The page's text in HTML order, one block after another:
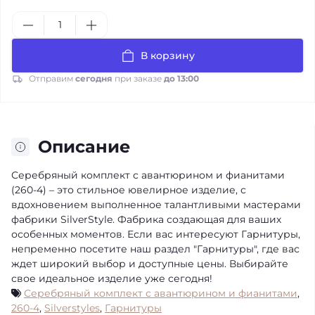
В корзину
Отправим сегодня при заказе до 13:00
Описание
Серебряный комплект с авантюрином и фианитами
(260-4) – это стильное ювелирное изделие, с
вдохновением выполненное талантливыми мастерами
фабрики SilverStyle. Фабрика создающая для ваших
особенных моментов. Если вас интересуют Гарнитуры,
непременно посетите наш раздел "Гарнитуры", где вас
ждет широкий выбор и доступные цены. Выбирайте
свое идеальное изделие уже сегодня!
Серебряный комплект с авантюрином и фианитами,
260-4, Silverstyles, Гарнитуры